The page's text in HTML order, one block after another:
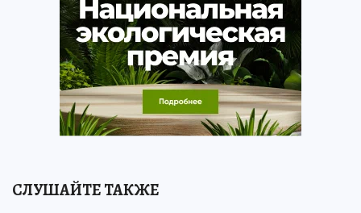
СЛУШАЙТЕ ТАКЖЕ